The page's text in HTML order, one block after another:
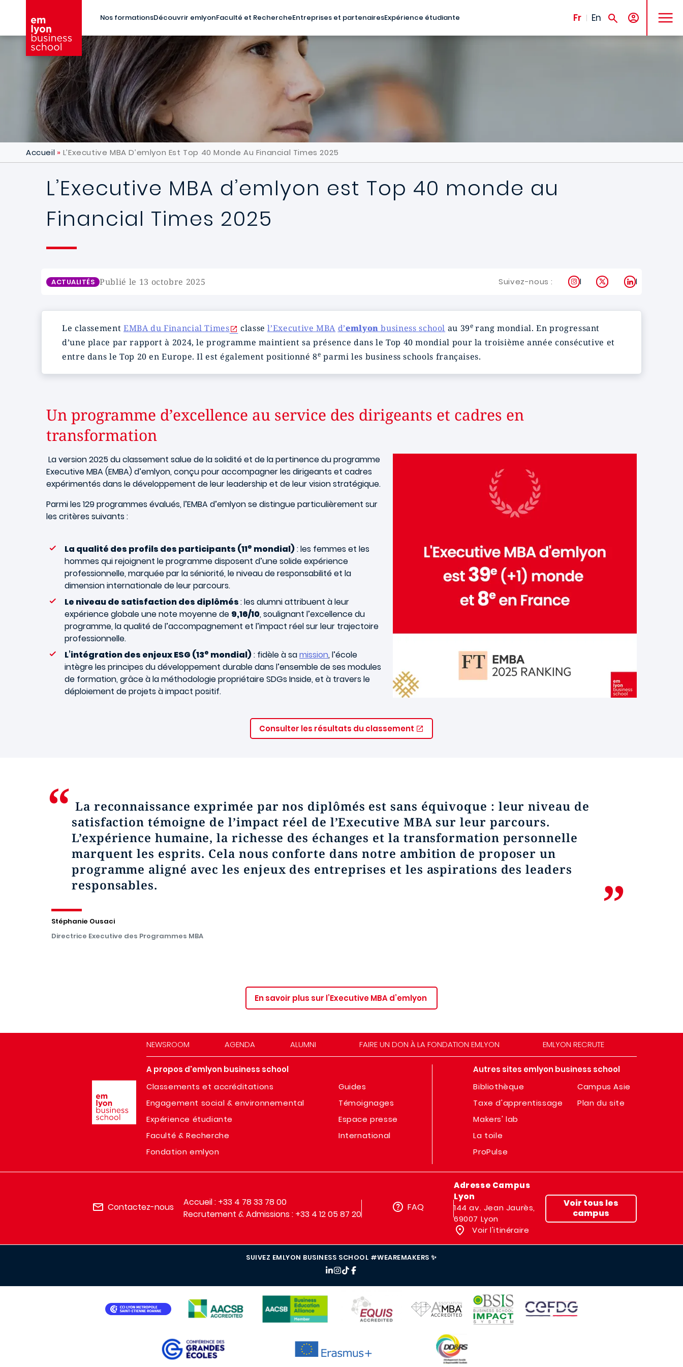
Nos formationsDécouvrir emlyonFaculté et RechercheEntreprises et partenairesExpérience étudiante Fr En
MENU
Accueil L’Executive MBA D’emlyon Est Top 40 Monde Au Financial Times 2025
L’Executive MBA d’emlyon est Top 40 monde au
Financial Times 2025
ACTUALITÉS Publié le 13 octobre 2025 Suivez-nous : Instagram
X LinkedIn
Le classement EMBA du Financial Times classel’Executive MBA d’emlyonbusiness school au 39erang mondial. En progressant
d’une place par rapport à 2024, le programme maintient sa présence dans le Top 40 mondial pour la troisième année consécutive et
entre dans le Top 20 en Europe. Il est également positionné 8e parmi les business schools françaises.
Un programme d’excellence au service des dirigeants et cadres en
transformation
La version 2025 du classement salue de la solidité et de la pertinence du programme
Executive MBA (EMBA) d’emlyon, conçu pour accompagner les dirigeants et cadres
expérimentés dans le développement de leur leadership et de leur vision stratégique.
Parmi les 129 programmes évalués, l’EMBA d’emlyon se distingue particulièrement sur
les critères suivants :
La qualité des profils des participants (11e mondial): les femmes et les
hommes qui rejoignent le programme disposent d’une solide expérience
professionnelle, marquée par la séniorité, le niveau de responsabilité et la
dimension internationale de leur parcours.
Le niveau de satisfaction des diplômés: les alumni attribuent à leur
expérience globale une note moyenne de 9,16/10, soulignant l’excellence du
programme, la qualité de l’accompagnement et l’impact réel sur leur trajectoire
professionnelle.
L’intégration des enjeux ESG (13e mondial): fidèle à samission, l’école
intègre les principes du développement durable dans l’ensemble de ses modules
de formation, grâce à la méthodologie propriétaire SDGs Inside, et à travers le
déploiement de projets à impact positif.
Consulter les résultats du classement
La reconnaissance exprimée par nos diplômés est sans équivoque : leur niveau de
satisfaction témoigne de l’impact réel de l’Executive MBA sur leur parcours.
L’expérience humaine, la richesse des échanges et la transformation personnelle
marquent les esprits. Cela nous conforte dans notre ambition de proposer un
programme aligné avec les enjeux des entreprises et les aspirations des leaders
responsables.
Stéphanie Ousaci
Directrice Executive des Programmes MBA
En savoir plus sur l’Executive MBA d’emlyon
NEWSROOM AGENDA ALUMNI FAIRE UN DON À LA FONDATION EMLYON EMLYON RECRUTE
A propos d'emlyon business school
Classements et accréditations
Engagement social & environnemental
Expérience étudiante
Faculté & Recherche
Fondation emlyon
Guides
Témoignages
Espace presse
International
Autres sites emlyon business school
Bibliothèque
Taxe d'apprentissage
Makers' lab
La toile
ProPulse
Campus Asie
Plan du site
Contactez-nous
Accueil : +33 4 78 33 78 00
Recrutement & Admissions : +33 4 12 05 87 20
FAQ
Adresse Campus
Lyon
144 av. Jean Jaurès,
69007 Lyon
Voir l'itinéraire
Voir tous les
campus
SUIVEZ EMLYON BUSINESS SCHOOL #WEAREMAKERS ✨
IMAGE
IMAGE
IMAGE
IMAGE
IMAGE IMAGE IMAGE